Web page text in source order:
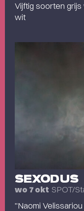
Vijftig soorten
wit
SEXODUS
wo 7 okt SPOT/
"Naomi